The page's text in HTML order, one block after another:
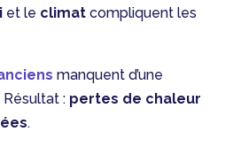
et le climatcompliquent les
manquent d’une
Résultat : pertes de chaleur
.